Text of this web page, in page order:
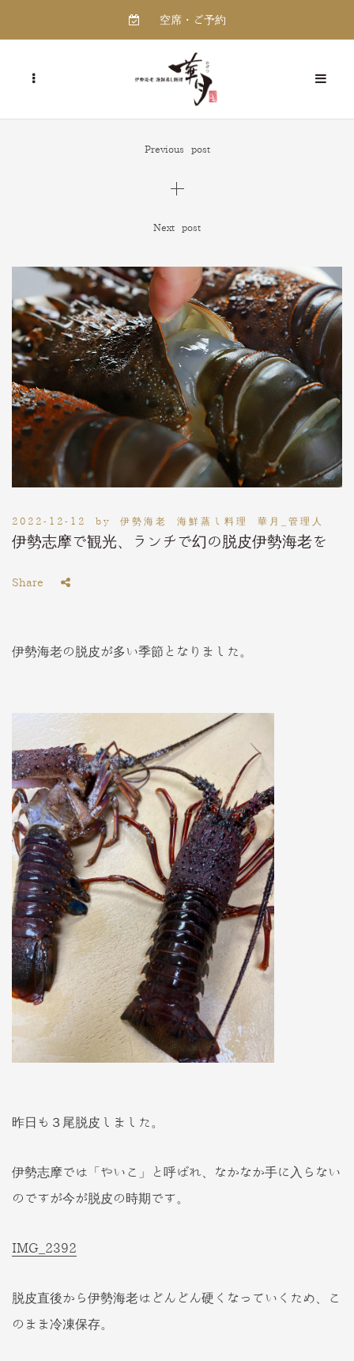
空席・ご予約
Previous post
Next post
2022-12-12 by 伊勢海老 海鮮蒸し料理 華月_管理人
伊勢志摩で観光、ランチで幻の脱皮伊勢海老を
Share
伊勢海老の脱皮が多い季節となりました。
昨日も３尾脱皮しました。
伊勢志摩では「やいこ」と呼ばれ、なかなか手に入らない
のですが今が脱皮の時期です。
IMG_2392
脱皮直後から伊勢海老はどんどん硬くなっていくため、こ
のまま冷凍保存。